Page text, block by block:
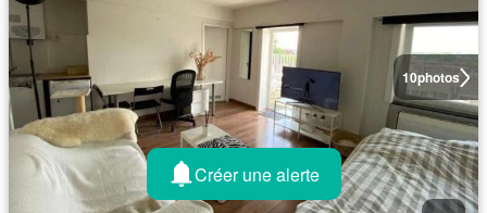
10photos
Créer une alerte